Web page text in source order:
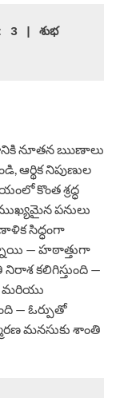
: 3 | శుభ
నూతన ఋణాలు
ఆర్థిక నిపుణుల
కొంత శ్రద్ధ
పనులు
సిద్ధంగా
— హఠాత్తుగా
నిరాశ కలిగిస్తుంది —
మరియు
— ఓర్పుతో
మనసుకు శాంతి